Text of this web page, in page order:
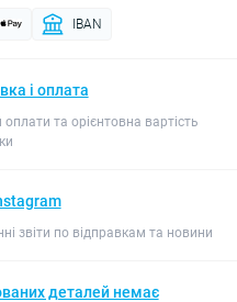
IBAN
і оплата
та орієнтовна вартість
звіти по відправкам та новини
деталей немає